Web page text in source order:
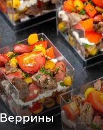
Веррины